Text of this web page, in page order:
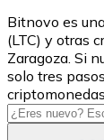
USD
USDC
Bitnovo es
(LTC) y otras
Zaragoza. Si
solo tres
criptomonedas.